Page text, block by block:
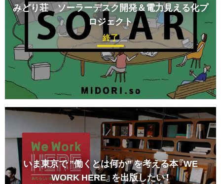
みどり荘 ソーラーデスク開発＆電力見える化プ
ロジェクト
終了
いま東京で ”働くとは何か” を考える本『WE
WORK HERE』を出版したい！